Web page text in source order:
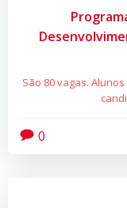
São 80 vagas.
0